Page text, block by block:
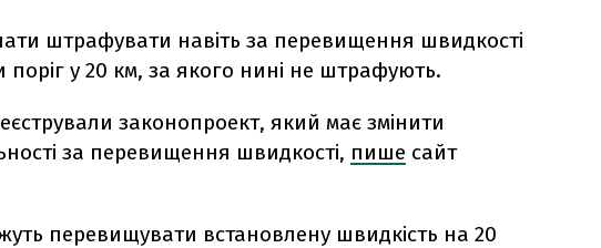
штрафувати навіть за перевищення швидкості
у 20 км, за якого нині не штрафують.
законопроект, який має змінити
за перевищення швидкості, пише сайт
перевищувати встановлену швидкість на 20